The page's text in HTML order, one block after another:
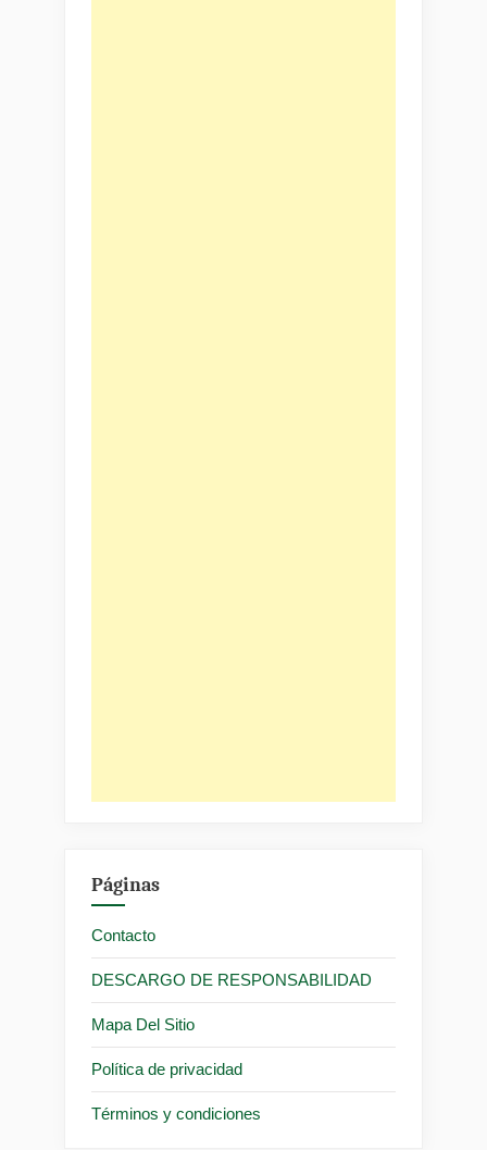
Páginas
Contacto
DESCARGO DE RESPONSABILIDAD
Mapa Del Sitio
Política de privacidad
Términos y condiciones